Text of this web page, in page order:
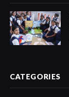
CATEGORIES